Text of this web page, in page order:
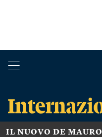
IL NUOVO DE MAURO